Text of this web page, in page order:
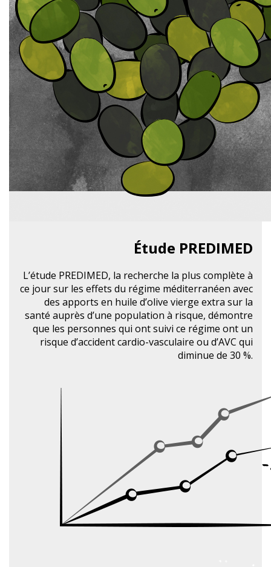
Étude PREDIMED
L’étude PREDIMED, la recherche la plus complète à
ce jour sur les effets du régime méditerranéen avec
des apports en huile d’olive vierge extra sur la
santé auprès d’une population à risque, démontre
que les personnes qui ont suivi ce régime ont un
risque d’accident cardio-vasculaire ou d’AVC qui
diminue de 30 %.